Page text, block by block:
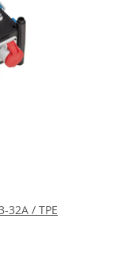
32A / TPE